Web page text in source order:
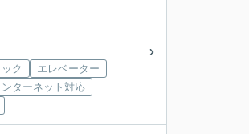
ク
エレベーター
ンターネット対応